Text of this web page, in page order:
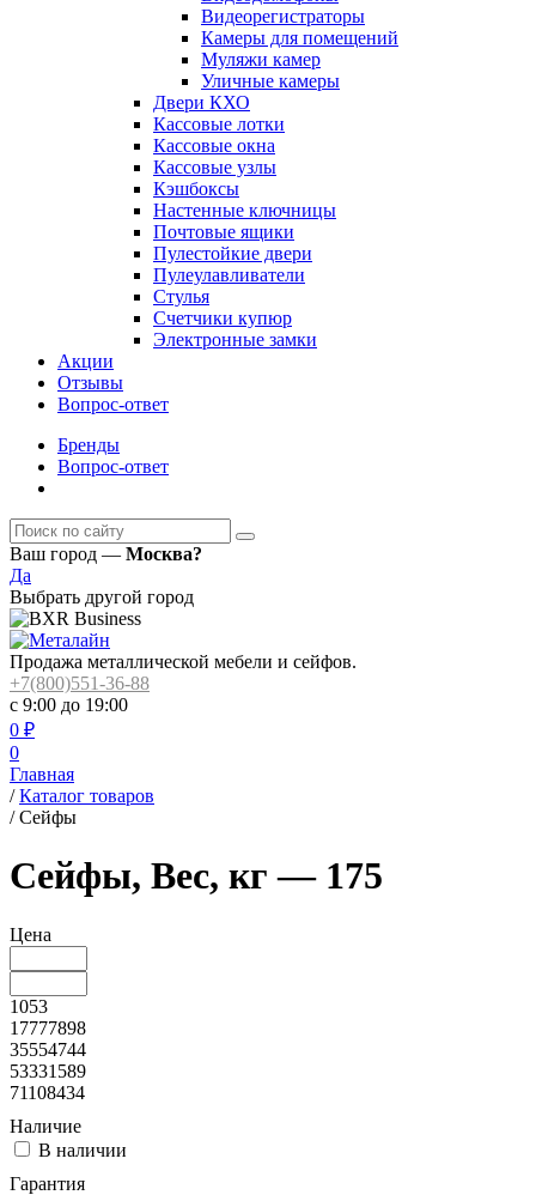
Видеорегистраторы
Камеры для помещений
Муляжи камер
Уличные камеры
Двери КХО
Кассовые лотки
Кассовые окна
Кассовые узлы
Кэшбоксы
Настенные ключницы
Почтовые ящики
Пулестойкие двери
Пулеулавливатели
Стулья
Счетчики купюр
Электронные замки
Акции
Отзывы
Вопрос-ответ
Бренды
Вопрос-ответ
Ваш город — Москва?
Да
Выбрать другой город
Продажа металлической мебели и сейфов.
+7(800)551-36-88
с 9:00 до 19:00
0 ₽
0
Главная
/ Каталог товаров
/ Сейфы
Сейфы, Вес, кг — 175
Цена
1053
17777898
35554744
53331589
71108434
Наличие
В наличии
Гарантия